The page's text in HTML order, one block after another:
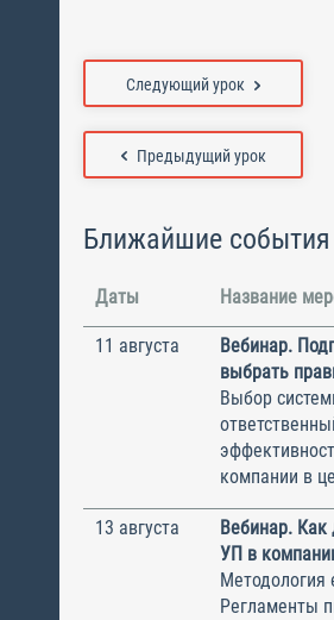
Предыдущий урок
Следующий урок
Ближайшие события
Даты Название
11 августа
Вебинар.
выбрать
Выбор
компании в
13 августа
Вебинар. Как
УП в
Методология
Регламенты